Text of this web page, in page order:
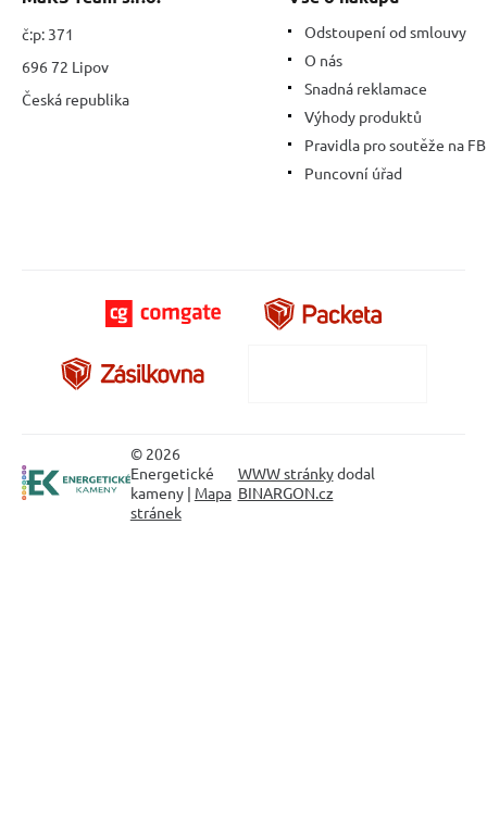
č:p: 371
696 72 Lipov
Česká republika
Odstoupení od smlouvy
O nás
Snadná reklamace
Výhody produktů
Pravidla pro soutěže na FB
Puncovní úřad
© 2026
Energetické
kameny | Mapa
stránek
WWW stránkydodal
BINARGON.cz